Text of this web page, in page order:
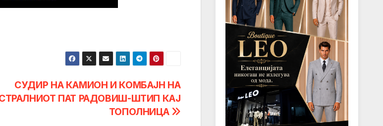
СУДИР НА КАМИОН И КОМБАЈН НА
ПАТ РАДОВИШ-ШТИП КАЈ
ТОПОЛНИЦА